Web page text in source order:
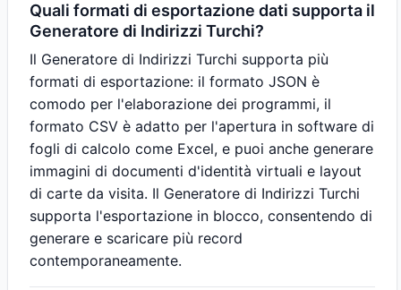
Quali formati di esportazione dati supporta il
Generatore di Indirizzi Turchi?
Il Generatore di Indirizzi Turchi supporta più
formati di esportazione: il formato JSON è
comodo per l'elaborazione dei programmi, il
formato CSV è adatto per l'apertura in software di
fogli di calcolo come Excel, e puoi anche generare
immagini di documenti d'identità virtuali e layout
di carte da visita. Il Generatore di Indirizzi Turchi
supporta l'esportazione in blocco, consentendo di
generare e scaricare più record
contemporaneamente.